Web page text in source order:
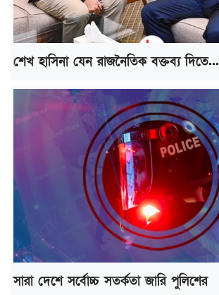
শেখ হাসিনা যেন রাজনৈতিক বক্তব্য দিতে...
সারা দেশে সর্বোচ্চ সতর্কতা জারি পুলিশের